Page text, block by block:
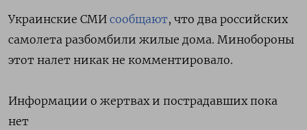
Украинские СМИ сообщают, что два российских
самолета разбомбили жилые дома. Минобороны
этот налет никак не комментировало.
Информации о жертвах и пострадавших пока
нет